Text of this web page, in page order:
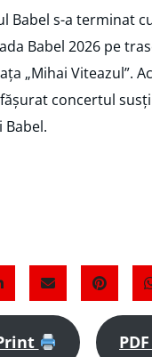
Babel s-a terminat
Babel 2026 pe
„Mihai Viteazul”.
concertul
Babel.
PDF